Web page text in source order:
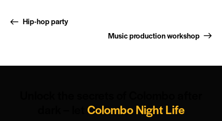
Hip-hop party
Music production workshop
Colombo Night Life